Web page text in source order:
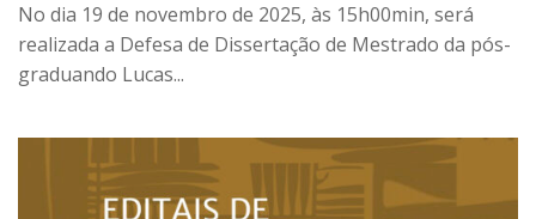
Sobre
Divisão de Apoio e Divulgação
Arquivo
No dia 19 de novembro de 2025, às 15h00min, será
realizada a Defesa de Dissertação de Mestrado da pós-
graduando Lucas...